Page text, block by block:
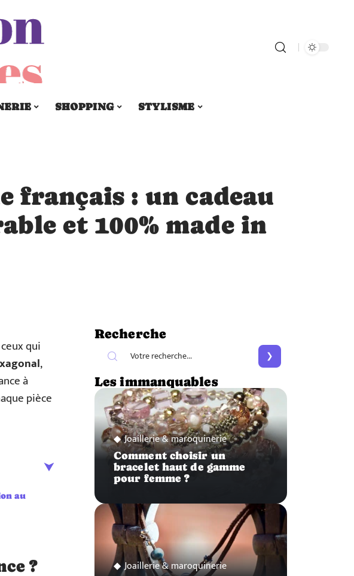
SHOPPING STYLISME
français : un cadeau
et 100% made in
qui
,
à
pièce
au
?
Recherche
Les immanquables
Joaillerie & maroquinerie
Comment choisir un
bracelet haut de gamme
pour femme ?
Joaillerie & maroquinerie